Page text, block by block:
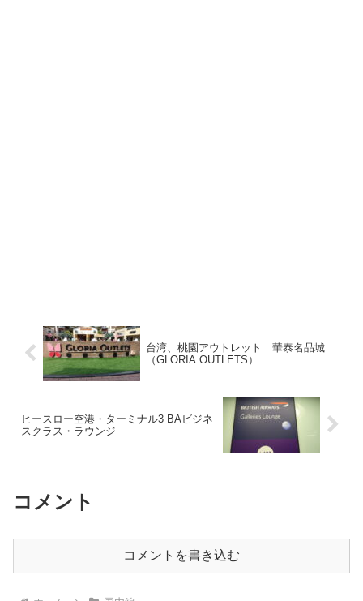
台湾、桃園アウトレット 華泰名品城
（GLORIA OUTLETS）
ヒースロー空港・ターミナル3 BAビジネ
スクラス・ラウンジ
コメント
コメントを書き込む